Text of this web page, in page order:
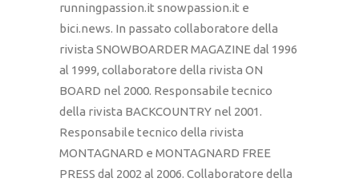
runningpassion.it snowpassion.it e
bici.news. In passato collaboratore della
rivista SNOWBOARDER MAGAZINE dal 1996
al 1999, collaboratore della rivista ON
BOARD nel 2000. Responsabile tecnico
della rivista BACKCOUNTRY nel 2001.
Responsabile tecnico della rivista
MONTAGNARD e MONTAGNARD FREE
PRESS dal 2002 al 2006. Collaboratore della